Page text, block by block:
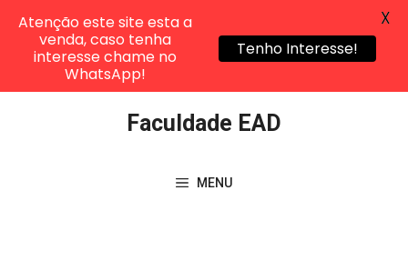
Faculdade EAD
MENU
Atenção este site esta a
venda, caso tenha
interesse chame no
WhatsApp!
Tenho Interesse!
X